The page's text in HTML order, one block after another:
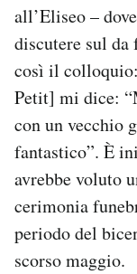
all’Eliseo –
discutere sul
così il
Petit] mi dice:
con un vecchio
fantastico”. È
avrebbe voluto
cerimonia
periodo del
scorso maggio.